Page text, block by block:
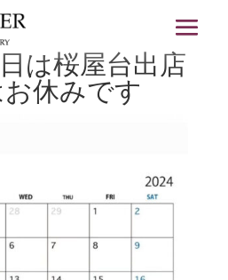
は桜屋台出店
休みです